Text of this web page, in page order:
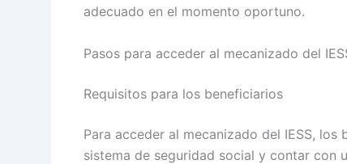
adecuado en el momento oportuno.
Pasos para acceder al mecanizado del
Requisitos para los beneficiarios
Para acceder al mecanizado del IESS,
sistema de seguridad social y contar con